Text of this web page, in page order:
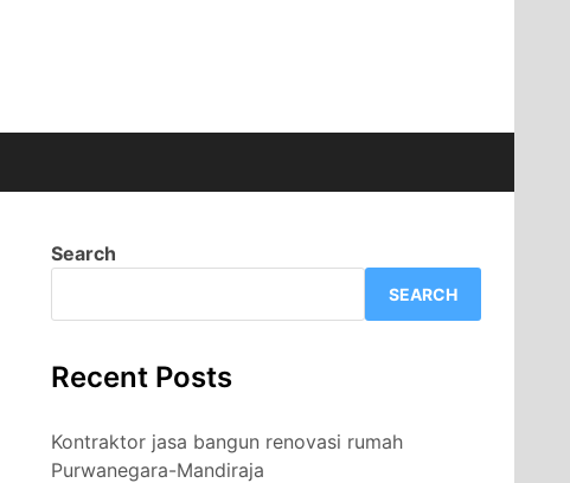
Search
SEARCH
Recent Posts
Kontraktor jasa bangun renovasi rumah
Purwanegara-Mandiraja